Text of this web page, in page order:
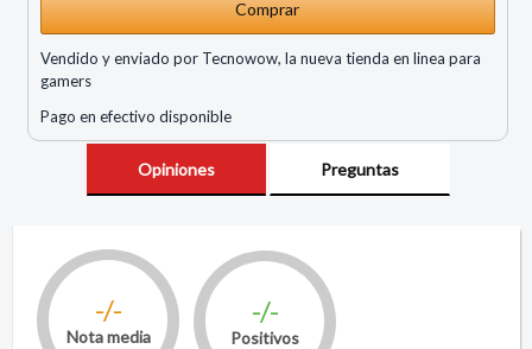
Comprar
Vendido y enviado por Tecnowow, la nueva tienda en linea para
gamers
Pago en efectivo disponible
Opiniones Preguntas
-/-
Nota media
-/-
Positivos